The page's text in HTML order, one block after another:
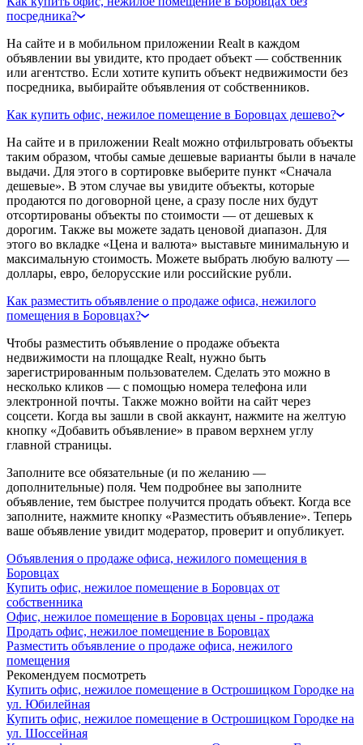
посредника?
На сайте и в мобильном приложении Realt в каждом
объявлении вы увидите, кто продает объект — собственник
или агентство. Если хотите купить объект недвижимости без
посредника, выбирайте объявления от собственников.
Как купить офис, нежилое помещение в Боровцах дешево?
На сайте и в приложении Realt можно отфильтровать объекты
таким образом, чтобы самые дешевые варианты были в начале
выдачи. Для этого в сортировке выберите пункт «Сначала
дешевые». В этом случае вы увидите объекты, которые
продаются по договорной цене, а сразу после них будут
отсортированы объекты по стоимости — от дешевых к
дорогим. Также вы можете задать ценовой диапазон. Для
этого во вкладке «Цена и валюта» выставьте минимальную и
максимальную стоимость. Можете выбрать любую валюту —
доллары, евро, белорусские или российские рубли.
Как разместить объявление о продаже офиса, нежилого
помещения в Боровцах?
Чтобы разместить объявление о продаже объекта
недвижимости на площадке Realt, нужно быть
зарегистрированным пользователем. Сделать это можно в
несколько кликов — с помощью номера телефона или
электронной почты. Также можно войти на сайт через
соцсети. Когда вы зашли в свой аккаунт, нажмите на желтую
кнопку «Добавить объявление» в правом верхнем углу
главной страницы.
Заполните все обязательные (и по желанию —
дополнительные) поля. Чем подробнее вы заполните
объявление, тем быстрее получится продать объект. Когда все
заполните, нажмите кнопку «Разместить объявление». Теперь
ваше объявление увидит модератор, проверит и опубликует.
Объявления о продаже офиса, нежилого помещения в
Боровцах
Купить офис, нежилое помещение в Боровцах от
собственника
Офис, нежилое помещение в Боровцах цены - продажа
Продать офис, нежилое помещение в Боровцах
Разместить объявление о продаже офиса, нежилого
помещения
Рекомендуем посмотреть
Купить офис, нежилое помещение в Острошицком Городке на
ул. Юбилейная
Купить офис, нежилое помещение в Острошицком Городке на
ул. Шоссейная